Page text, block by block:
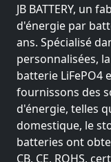
JB BATTERY, un
d'énergie par
ans. Spécialisé
personnalisées,
batterie LiFePO4
fournissons des
d'énergie, telles
domestique, le
batteries ont
CB, CE, ROHS,